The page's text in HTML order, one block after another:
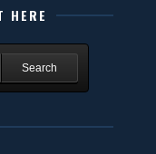
HERE
Search